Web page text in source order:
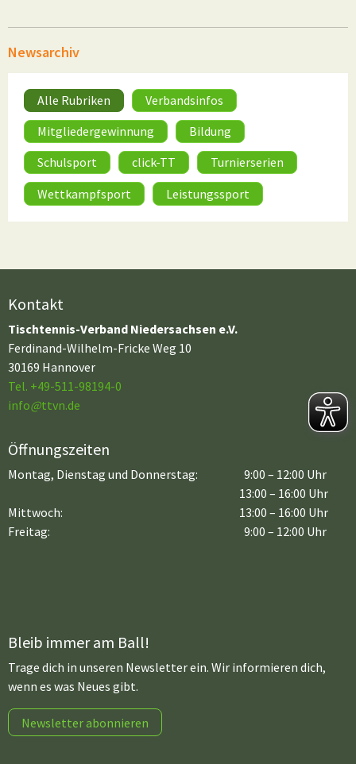
Newsarchiv
Alle Rubriken
Verbandsinfos
Mitgliedergewinnung
Bildung
Schulsport
click-TT
Turnierserien
Wettkampfsport
Leistungssport
Kontakt
Tischtennis-Verband Niedersachsen e.V.
Ferdinand-Wilhelm-Fricke Weg 10
30169 Hannover
Tel. +49-511-98194-0
info@ttvn.de
Öffnungszeiten
Montag, Dienstag und Donnerstag:
9:00 – 12:00 Uhr
13:00 – 16:00 Uhr
Mittwoch:
Freitag:
13:00 – 16:00 Uhr
9:00 – 12:00 Uhr
Bleib immer am Ball!
Trage dich in unseren Newsletter ein. Wir informieren dich,
wenn es was Neues gibt.
Newsletter abonnieren